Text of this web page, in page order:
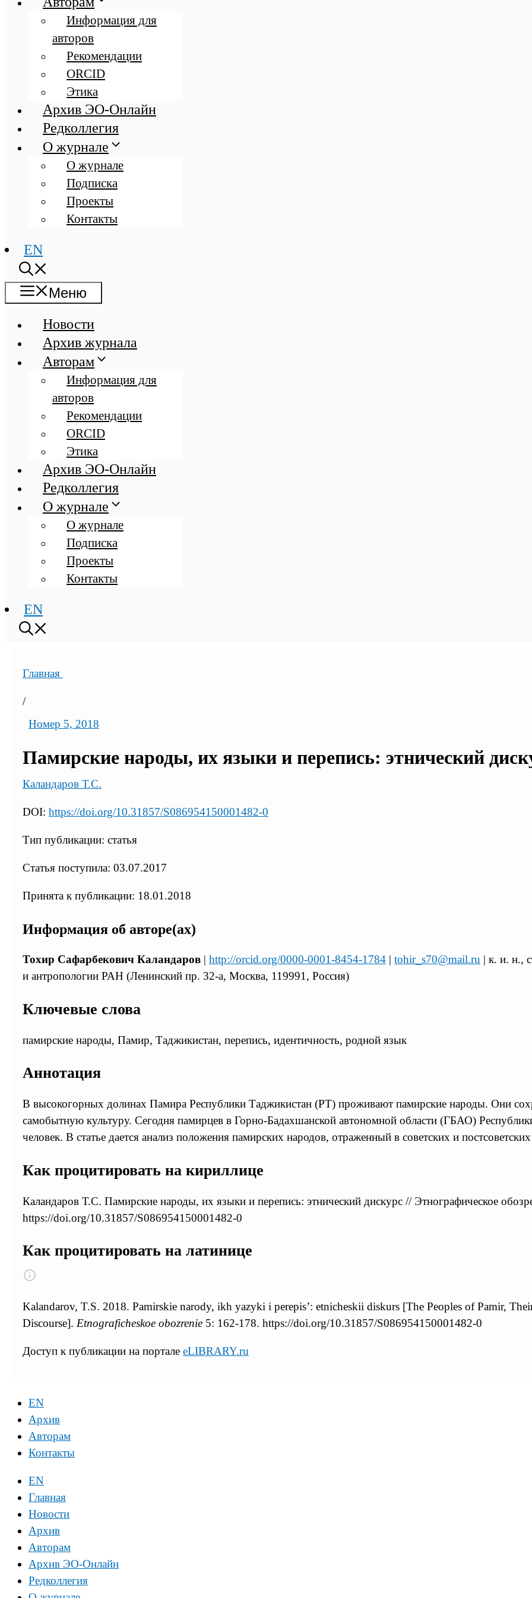
Информация для
авторов
Рекомендации
ORCID
Этика
Архив ЭО-Онлайн
Редколлегия
О журнале
О журнале
Подписка
Проекты
Контакты
EN
Меню
Новости
Архив журнала
Авторам
Информация для
авторов
Рекомендации
ORCID
Этика
Архив ЭО-Онлайн
Редколлегия
О журнале
О журнале
Подписка
Проекты
Контакты
EN
Главная
/
Номер 5, 2018
Памирские народы, их языки и перепись: этнический
Каландаров Т.С.
DOI: https://doi.org/10.31857/S086954150001482-0
Тип публикации: статья
Статья поступила: 03.07.2017
Принята к публикации: 18.01.2018
Информация об авторе(ах)
Тохир Сафарбекович Каландаров | http://orcid.org/0000-0001-8454-1784 | tohir_s70@mail.ru | к. и. н.,
и антропологии РАН (Ленинский пр. 32-а, Москва, 119991, Россия)
Ключевые слова
памирские народы, Памир, Таджикистан, перепись, идентичность, родной язык
Аннотация
В высокогорных долинах Памира Республики Таджикистан (РТ) проживают памирские народы. Они
самобытную культуру. Сегодня памирцев в Горно-Бадахшанской автономной области (ГБАО)
человек. В статье дается анализ положения памирских народов, отраженный в советских и
Как процитировать на кириллице
Каландаров Т.С. Памирские народы, их языки и перепись: этнический дискурс // Этнографическое
https://doi.org/10.31857/S086954150001482-0
Как процитировать на латинице
Kalandarov, T.S. 2018. Pamirskie narody, ikh yazyki i perepis’: etnicheskii diskurs [The Peoples of Pamir,
Discourse]. Etnograficheskoe obozrenie 5: 162-178. https://doi.org/10.31857/S086954150001482-0
Доступ к публикации на портале eLIBRARY.ru
EN
Архив
Авторам
Контакты
EN
Главная
Новости
Архив
Авторам
Архив ЭО-Онлайн
Редколлегия